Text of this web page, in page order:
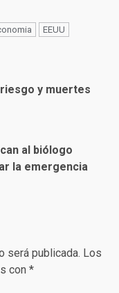
EEUU
riesgo y muertes
al biólogo
la emergencia
será publicada. Los
con *